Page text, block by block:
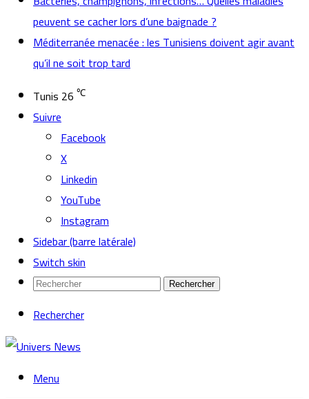
peuvent se cacher lors d’une baignade ?
Méditerranée menacée : les Tunisiens doivent agir avant
qu’il ne soit trop tard
Tunis 26 ℃
Suivre
Facebook
X
Linkedin
YouTube
Instagram
Sidebar (barre latérale)
Switch skin
Rechercher
Rechercher
Menu